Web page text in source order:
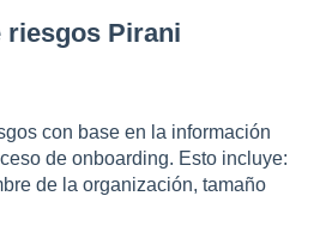
riesgos Pirani
con base en la información
de onboarding. Esto incluye:
de la organización, tamaño